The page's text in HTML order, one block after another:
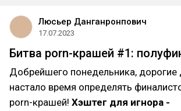
Люсьер Данганронпович
17.07.2023
Битва porn-крашей #1:
Добрейшего понедельника, дорогие
настало время определять
porn-крашей! Хэштег для игнора -